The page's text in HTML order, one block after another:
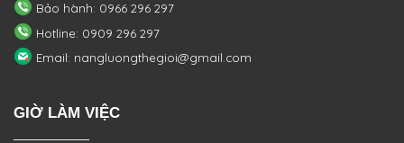
Bảo hành: 0966 296 297
Hotline: 0909 296 297
Email: nangluongthegioi@gmail.com
GIỜ LÀM VIỆC